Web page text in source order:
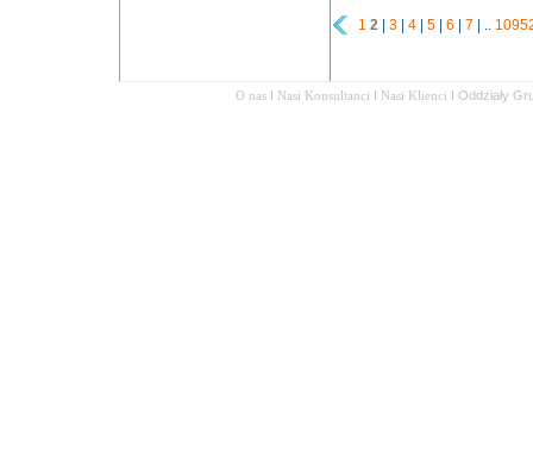
1 2 | 3 | 4 | 5 | 6 | 7 | ..
O nas I Nasi Konsultanci I Nasi Klienci I Oddziały